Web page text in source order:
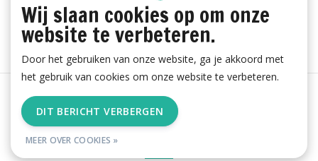
Algemene voorwaarden | Cookies
RSS Feed
© Copyright 2026 - esgii.nl | Realisatie
Wij slaan cookies op om onze
website te verbeteren.
Door het gebruiken van onze website, ga je akkoord met
het gebruik van cookies om onze website te verbeteren.
DIT BERICHT VERBERGEN
MEER OVER COOKIES »